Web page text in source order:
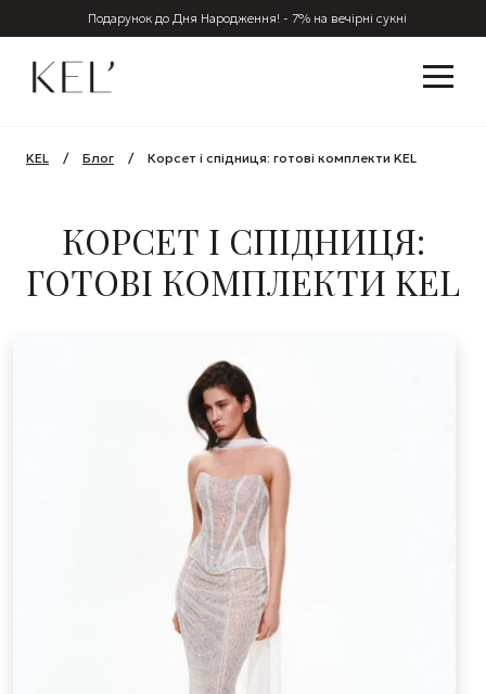
Подарунок до Дня Народження! - 7% на вечірні сукні
KEL / Блог / Корсет і спідниця: готові комплекти KEL
КОРСЕТ І СПІДНИЦЯ:
ГОТОВІ КОМПЛЕКТИ KEL